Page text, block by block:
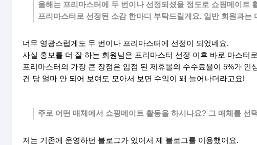
올해는 프리마스터에 두 번이나 선정되셨을 정도로 쇼핑메이트
프리마스터로 선정된 소감 한마디 부탁드릴게요. 일반 회원과는
너무 영광스럽게도 두 번이나 프리마스터에 선정이 되었네요.
사실 홍보를 더 잘 하는 회원님은 프리마스터 선정 이후 바로 마스터
프리마스터의 가장 큰 장점은 입점 된 제휴몰의 수수료율이 5%가 인
건 당 얼마 안 되어 보여도 모아서 보면 수익이 꽤 늘어나더라고요!
주로 어떤 매체에서 쇼핑메이트 활동을 하시나요? 그 매체를 선
저는 기존에 운영하던 블로그가 있어서 제 블로그를 이용했어요.